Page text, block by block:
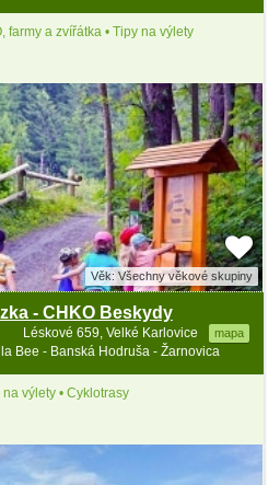
farmy a zvířátka • Tipy na výlety
Věk: Všechny věkové skupiny
- CHKO Beskydy
Léskové 659, Velké Karlovice mapa
Bee - Banská Hodruša - Žarnovica
výlety • Cyklotrasy